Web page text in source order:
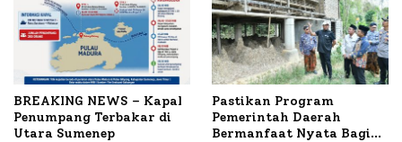
BREAKING NEWS – Kapal
Penumpang Terbakar di
Utara Sumenep
Pastikan Program
Pemerintah Daerah
Bermanfaat Nyata Bagi